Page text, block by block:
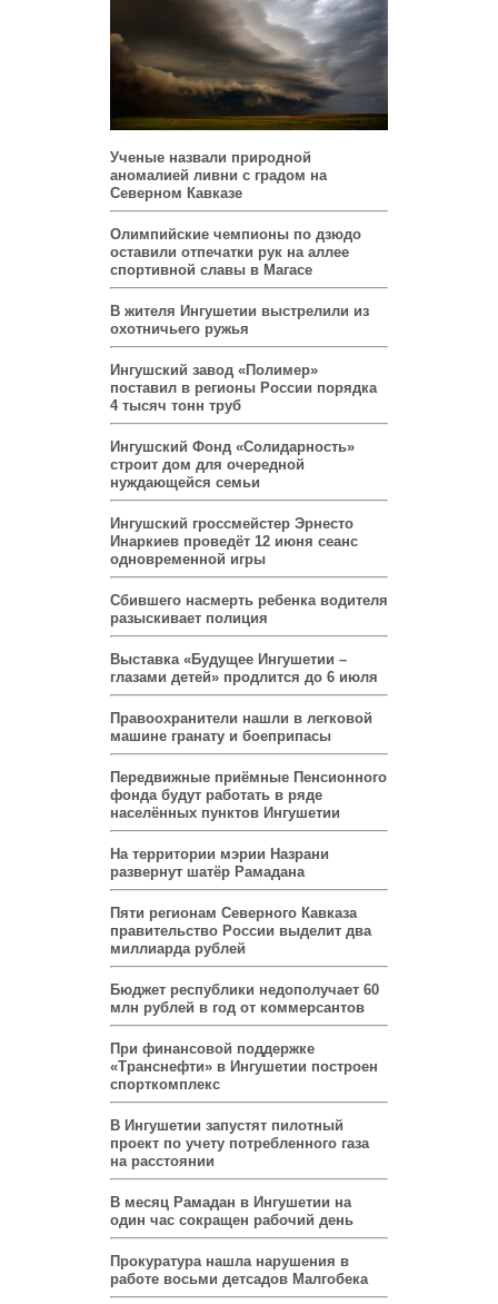
Ученые назвали природной
аномалией ливни с градом на
Северном Кавказе
Олимпийские чемпионы по дзюдо
оставили отпечатки рук на аллее
спортивной славы в Магасе
В жителя Ингушетии выстрелили из
охотничьего ружья
Ингушский завод «Полимер»
поставил в регионы России порядка
4 тысяч тонн труб
Ингушский Фонд «Солидарность»
строит дом для очередной
нуждающейся семьи
Ингушский гроссмейстер Эрнесто
Инаркиев проведёт 12 июня сеанс
одновременной игры
Сбившего насмерть ребенка водителя
разыскивает полиция
Выставка «Будущее Ингушетии –
глазами детей» продлится до 6 июля
Правоохранители нашли в легковой
машине гранату и боеприпасы
Передвижные приёмные Пенсионного
фонда будут работать в ряде
населённых пунктов Ингушетии
На территории мэрии Назрани
развернут шатёр Рамадана
Пяти регионам Северного Кавказа
правительство России выделит два
миллиарда рублей
Бюджет республики недополучает 60
млн рублей в год от коммерсантов
При финансовой поддержке
«Транснефти» в Ингушетии построен
спорткомплекс
В Ингушетии запустят пилотный
проект по учету потребленного газа
на расстоянии
В месяц Рамадан в Ингушетии на
один час сокращен рабочий день
Прокуратура нашла нарушения в
работе восьми детсадов Малгобека